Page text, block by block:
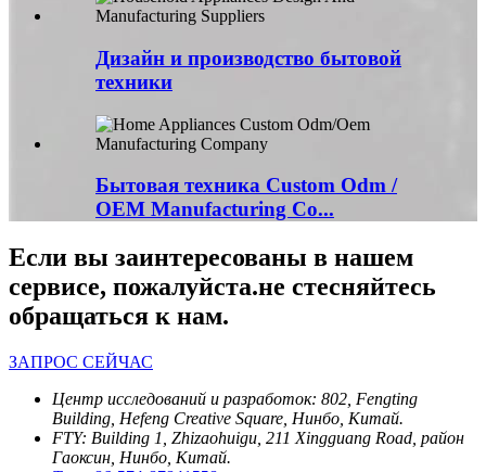
Дизайн и производство бытовой
техники
Бытовая техника Custom Odm /
OEM Manufacturing Co...
Если вы заинтересованы в нашем
сервисе, пожалуйста.не стесняйтесь
обращаться к нам.
ЗАПРОС СЕЙЧАС
Центр исследований и разработок: 802, Fengting
Building, Hefeng Creative Square, Нинбо, Китай.
FTY: Building 1, Zhizaohuigu, 211 Xingguang Road, район
Гаоксин, Нинбо, Китай.